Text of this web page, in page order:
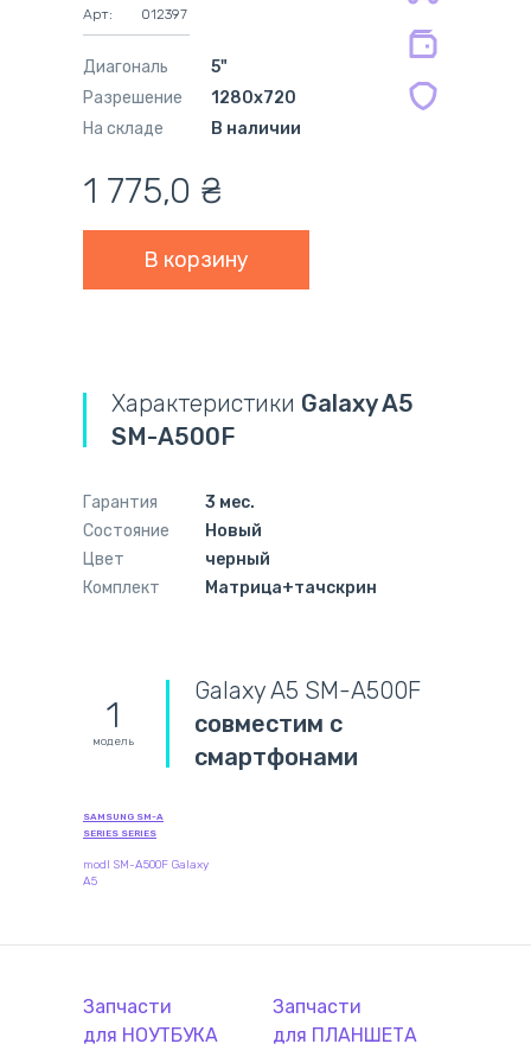
Арт:
012397
Диагональ
5"
Разрешение
1280x720
На складе
В наличии
1 775,0 ₴
мес.
Характеристики Galaxy A5
SM-A500F
Гарантия
3 мес.
Состояние
Новый
Цвет
черный
Комплект
Матрица+тачскрин
1
модель
Galaxy A5 SM-A500F
совместим с
смартфонами
SAMSUNG SM-A
SERIES SERIES
modl SM-A500F Galaxy
A5
Запчасти
для НОУТБУКА
Запчасти
для ПЛАНШЕТА